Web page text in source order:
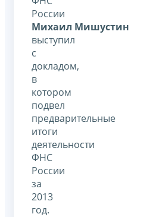
России
Михаил Мишустин
выступил
с
докладом,
в
котором
подвел
предварительные
итоги
деятельности
ФНС
России
за
2013
год.